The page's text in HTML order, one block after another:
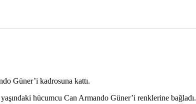
Güner’i kadrosuna kattı.
hücumcu Can Armando Güner’i renklerine bağladı.